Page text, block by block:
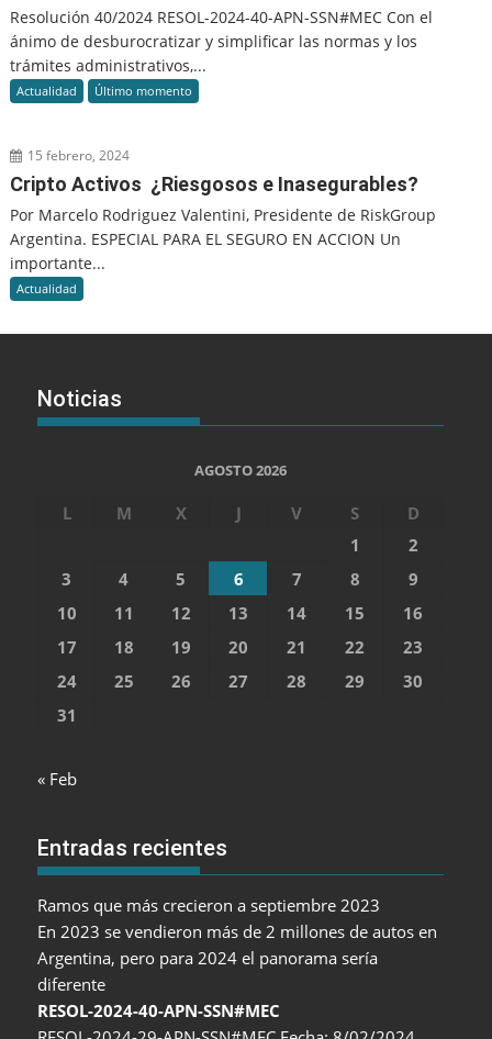
Resolución 40/2024 RESOL-2024-40-APN-SSN#MEC Con el
ánimo de desburocratizar y simplificar las normas y los
trámites administrativos,...
Actualidad Último momento
15 febrero, 2024
Cripto Activos ¿Riesgosos e Inasegurables?
Por Marcelo Rodriguez Valentini, Presidente de RiskGroup
Argentina. ESPECIAL PARA EL SEGURO EN ACCION Un
importante...
Actualidad
Noticias
AGOSTO 2026
L M X J V S
D
1
2
3
4 5 6 7 8
9
10
11 12 13 14 15
16
17
18 19 20 21 22
23
24
25 26 27 28 29
30
31
« Feb
Entradas recientes
Ramos que más crecieron a septiembre 2023
En 2023 se vendieron más de 2 millones de autos en
Argentina, pero para 2024 el panorama sería
diferente
RESOL-2024-40-APN-SSN#MEC